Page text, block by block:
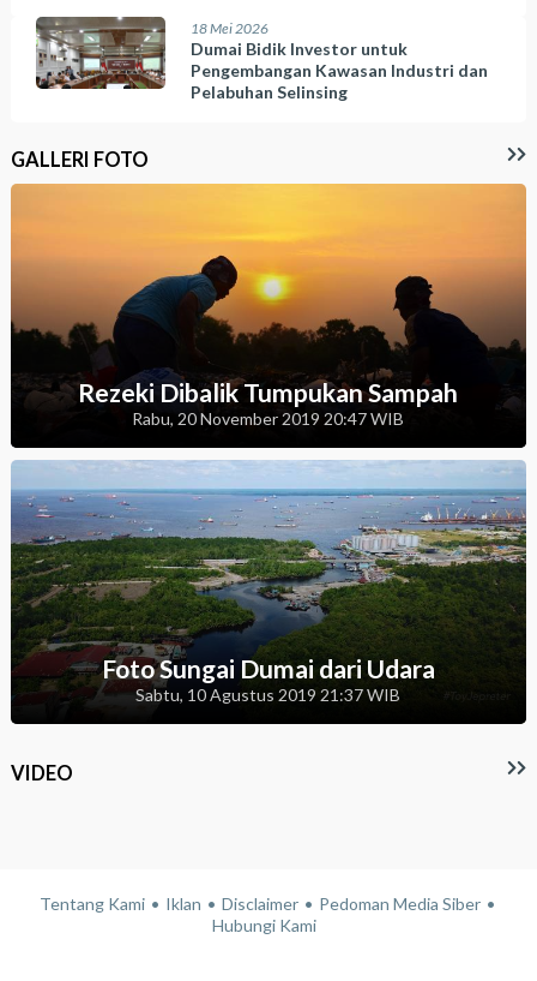
18 Mei 2026
Dumai Bidik Investor untuk
Pengembangan Kawasan Industri dan
Pelabuhan Selinsing
GALLERI FOTO
Rezeki Dibalik Tumpukan Sampah
Rabu, 20 November 2019 20:47 WIB
Foto Sungai Dumai dari Udara
Sabtu, 10 Agustus 2019 21:37 WIB
VIDEO
Tentang Kami Iklan Disclaimer
Pedoman Media Siber
Hubungi Kami